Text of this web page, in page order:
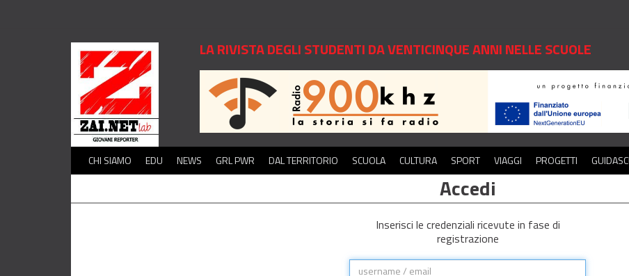
LA RIVISTA DEGLI STUDENTI DA VENTICINQUE ANNI NELLE SCUOLE
CHI SIAMO EDU NEWS GRL PWR DAL TERRITORIO SCUOLA CULTURA SPORT VIAGGI PROGETTI
Accedi
Inserisci le credenziali ricevute in fase di
registrazione